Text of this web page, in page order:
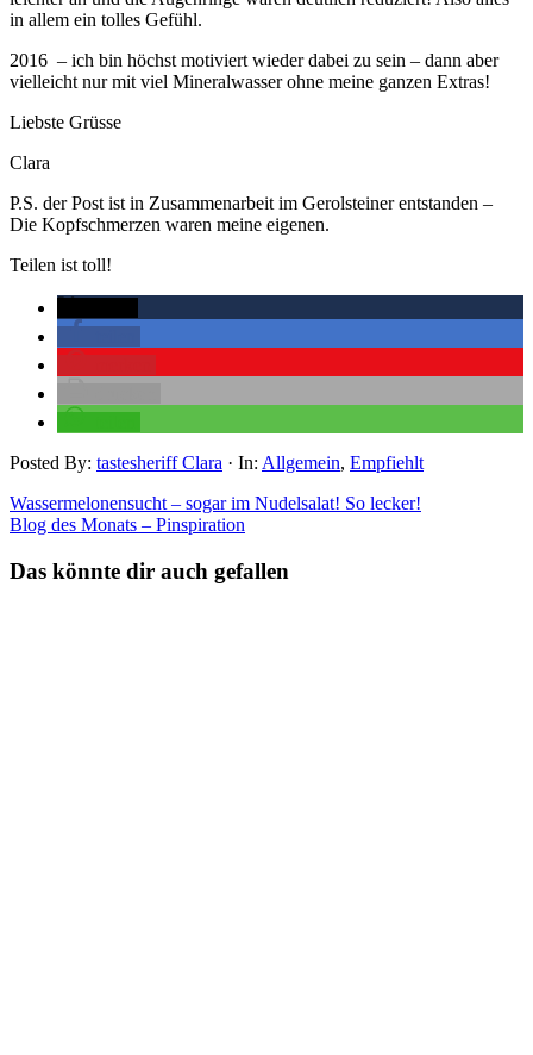
in allem ein tolles Gefühl.
2016 – ich bin höchst motiviert wieder dabei zu sein – dann aber
vielleicht nur mit viel Mineralwasser ohne meine ganzen Extras!
Liebste Grüsse
Clara
P.S. der Post ist in Zusammenarbeit im Gerolsteiner entstanden –
Die Kopfschmerzen waren meine eigenen.
Teilen ist toll!
Posted By: tastesheriff Clara · In: Allgemein, Empfiehlt
Wassermelonensucht – sogar im Nudelsalat! So lecker!
Blog des Monats – Pinspiration
Das könnte dir auch gefallen